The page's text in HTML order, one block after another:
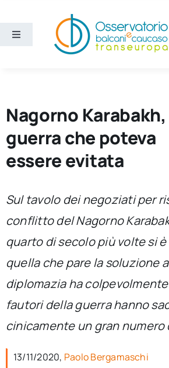
contenuto
Toggle
Ricerca e divulgazione
Chi siamo
per:
Newsletter
Nagorno
guerra che poteva
essere evitata
Sul tavolo dei negoziati per
conflitto del Nagorno
quarto di secolo più volte si
quella che pare la soluzione
diplomazia ha
fautori della guerra hanno
cinicamente un gran numero
13/11/2020, Paolo Bergamaschi